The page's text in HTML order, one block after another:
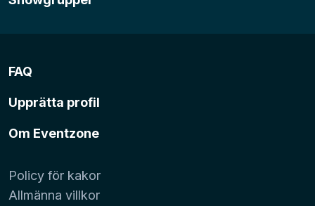
FAQ
Upprätta profil
Om Eventzone
Policy för kakor
Allmänna villkor